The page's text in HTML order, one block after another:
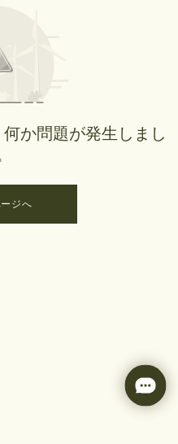
か問題が発生しまし
ジへ